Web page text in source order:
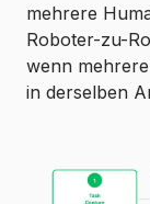
mehrere
Roboter-zu-
wenn
in derselben